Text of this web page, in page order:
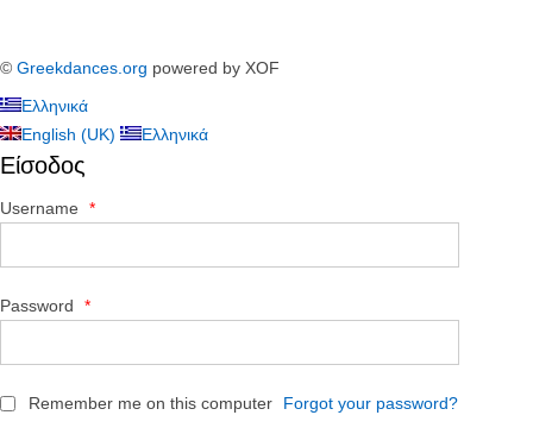
© Greekdances.org powered by XOF
Ελληνικά
English (UK)
Ελληνικά
Είσοδος
Username *
Password *
Remember me on this computer Forgot your password?